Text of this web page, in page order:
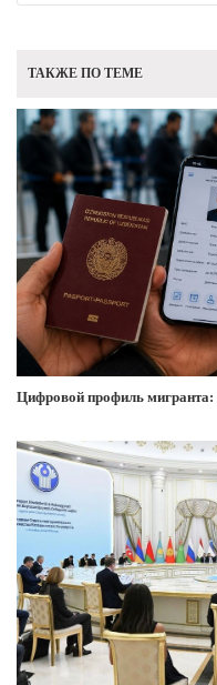
ТАКЖЕ ПО ТЕМЕ
Цифровой профиль мигранта: